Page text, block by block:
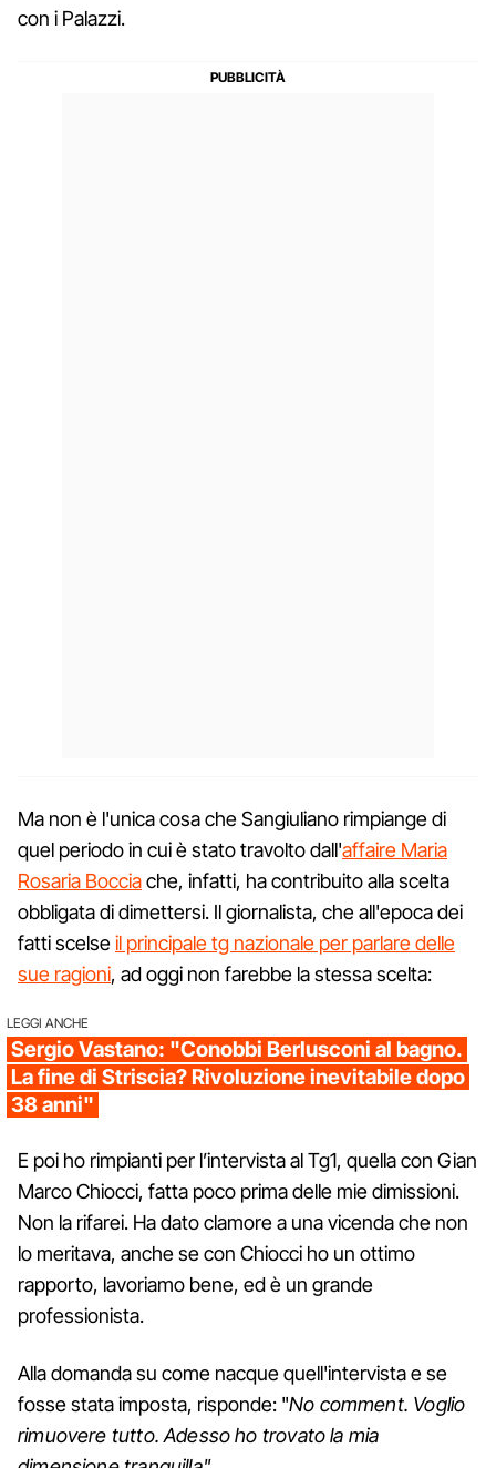
con i Palazzi.
Ma non è l'unica cosa che Sangiuliano rimpiange di
quel periodo in cui è stato travolto dall'affaire Maria
Rosaria Bocciache, infatti, ha contribuito alla scelta
obbligata di dimettersi. Il giornalista, che all'epoca dei
fatti scelseil principale tg nazionale per parlare delle
sue ragioni, ad oggi non farebbe la stessa scelta:
LEGGI ANCHE
Sergio Vastano: "Conobbi Berlusconi al bagno.
La fine di Striscia? Rivoluzione inevitabile dopo
38 anni"
E poi ho rimpianti per l’intervista al Tg1, quella con Gian
Marco Chiocci, fatta poco prima delle mie dimissioni.
Non la rifarei. Ha dato clamore a una vicenda che non
lo meritava, anche se con Chiocci ho un ottimo
rapporto, lavoriamo bene, ed è un grande
professionista.
Alla domanda su come nacque quell'intervista e se
fosse stata imposta, risponde: "No comment. Voglio
rimuovere tutto. Adesso ho trovato la mia